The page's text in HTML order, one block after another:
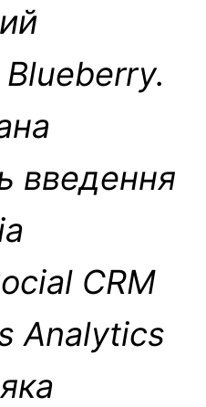
Blueberry.
введення
CRM
Analytics